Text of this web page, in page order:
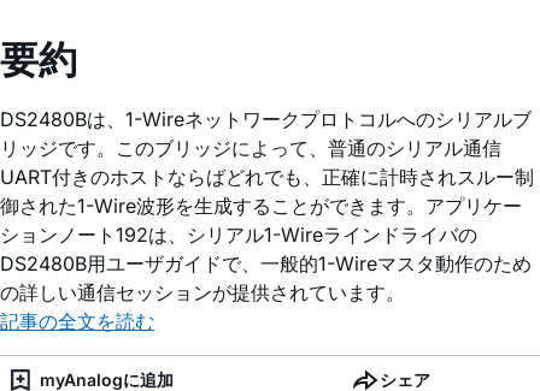
要約
DS2480Bは、1-Wireネットワークプロトコルへのシリアルブ
リッジです。このブリッジによって、普通のシリアル通信
UART付きのホストならばどれでも、正確に計時されスルー制
御された1-Wire波形を生成することができます。アプリケー
ションノート192は、シリアル1-Wireラインドライバの
DS2480B用ユーザガイドで、一般的1-Wireマスタ動作のため
の詳しい通信セッションが提供されています。
記事の全文を読む
myAnalogに追加 シェア